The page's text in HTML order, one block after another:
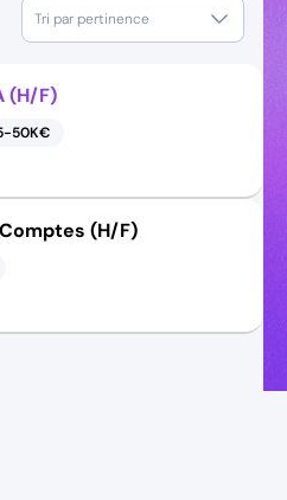
Tri par pertinence
(H/F)
50K€
(H/F)